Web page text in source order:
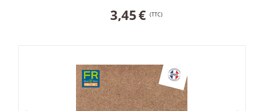
3,45€ (TTC)